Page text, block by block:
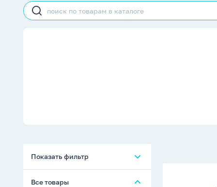
Строка
поиска
Показать фильтр
Все товары